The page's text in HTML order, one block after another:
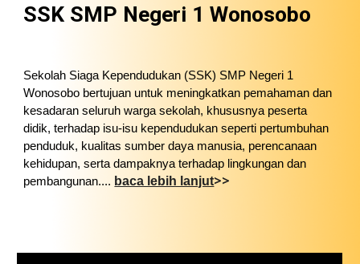
SSK SMP Negeri 1 Wonosobo
Sekolah Siaga Kependudukan (SSK) SMP Negeri 1
Wonosobo bertujuan untuk meningkatkan pemahaman dan
kesadaran seluruh warga sekolah, khususnya peserta
didik, terhadap isu-isu kependudukan seperti pertumbuhan
penduduk, kualitas sumber daya manusia, perencanaan
kehidupan, serta dampaknya terhadap lingkungan dan
pembangunan.... baca lebih lanjut>>